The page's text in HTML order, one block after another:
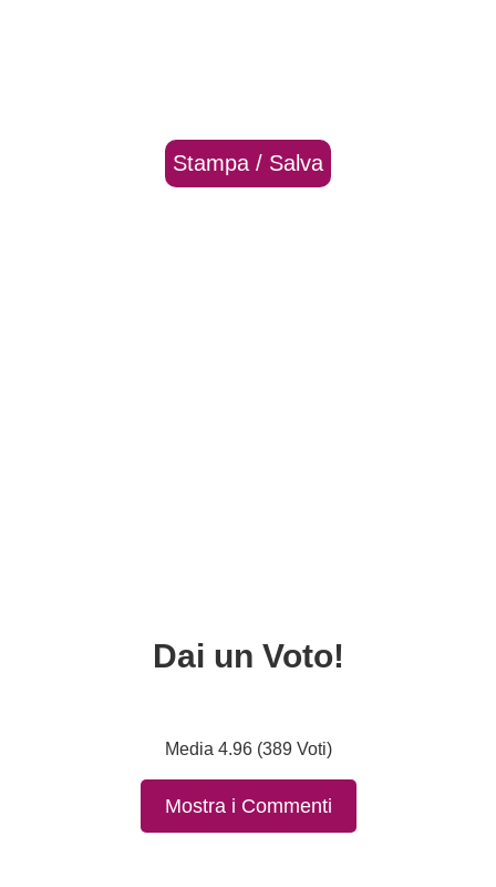
Stampa / Salva
Dai un Voto!
Media 4.96 (389 Voti)
Mostra i Commenti